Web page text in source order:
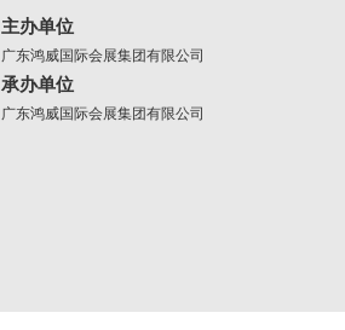
主办单位
广东鸿威国际会展集团有限公司
承办单位
广东鸿威国际会展集团有限公司